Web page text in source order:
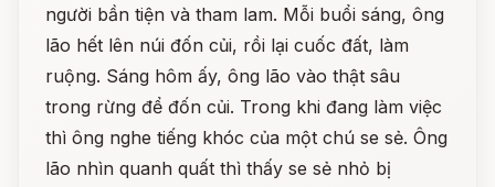
người bần tiện và tham lam. Mỗi buổi sáng, ông
lão hết lên núi đốn củi, rồi lại cuốc đất, làm
ruộng. Sáng hôm ấy, ông lão vào thật sâu
trong rừng để đốn củi. Trong khi đang làm việc
thì ông nghe tiếng khóc của một chú se sẻ. Ông
lão nhìn quanh quất thì thấy se sẻ nhỏ bị